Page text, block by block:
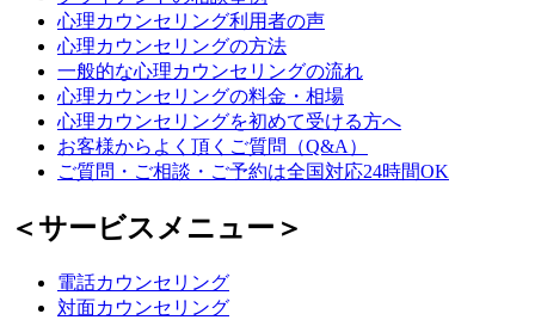
心理カウンセリング利用者の声
心理カウンセリングの方法
一般的な心理カウンセリングの流れ
心理カウンセリングの料金・相場
心理カウンセリングを初めて受ける方へ
お客様からよく頂くご質問（Q&A）
ご質問・ご相談・ご予約は全国対応24時間OK
＜サービスメニュー＞
電話カウンセリング
対面カウンセリング